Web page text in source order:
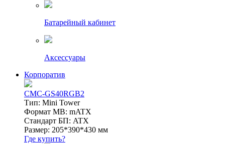
Батарейный кабинет
Аксессуары
Корпоратив
CMC-GS40RGB2
Тип: Mini Tower
Формат MB: mATX
Стандарт БП: ATX
Размер: 205*390*430 мм
Где купить?